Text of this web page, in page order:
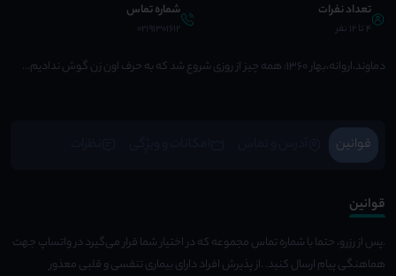
تعداد نفرات
4 تا 12 نفر
شماره تماس
02191301612
دماوند،اروانه،بهار ۱۳۶۰: همه چیز از روزی شروع شد که به حرف اون زن گوش ندادیم...
قوانین
قوانین
.پس از رزرو، حتما با شماره تماس مجموعه که در اختیار شما قرار می‌گیرد در واتساپ جهت
هماهنگی پیام ارسال کنید. .از پذیرش افراد دارای بیماری تنفسی و قلبی معذور